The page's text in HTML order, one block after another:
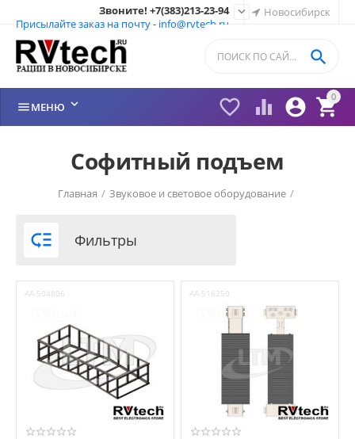
Новосибирск
Звоните! +7(383)213-23-94
Присылайте заказ на почту - info@rvtech.ru

0


 

МЕНЮ 
Софитный подъем
Главная / Звуковое и световое оборудование /
 Фильтры
AA-504806 AA-516250